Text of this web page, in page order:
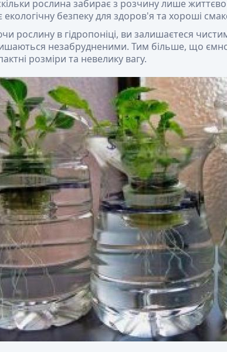
рослина забирає з розчину лише
екологічну безпеку для здоров'я та хороші
рослину в гідропоніці, ви залишаєтеся
незабрудненими. Тим більше, що
розміри та невелику вагу.